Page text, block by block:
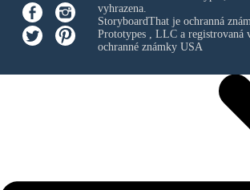
vyhrazena.
StoryboardThat je ochranná
Prototypes , LLCa registrovaná
ochranné známky USA